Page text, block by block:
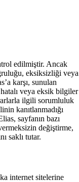
edilmiştir. Ancak
eksiksizliği veya
karşı, sunulan
veya eksik bilgiler
ilgili sorumluluk
kanıtlanmadığı
sayfanın bazı
değiştirme,
saklı tutar.
internet sitelerine